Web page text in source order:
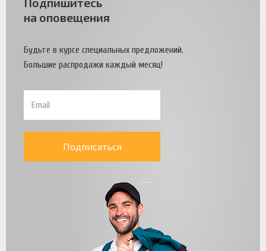
на оповещения
Будьте в курсе специальных предложений.
Большие распродажи каждый месяц!
Подписаться